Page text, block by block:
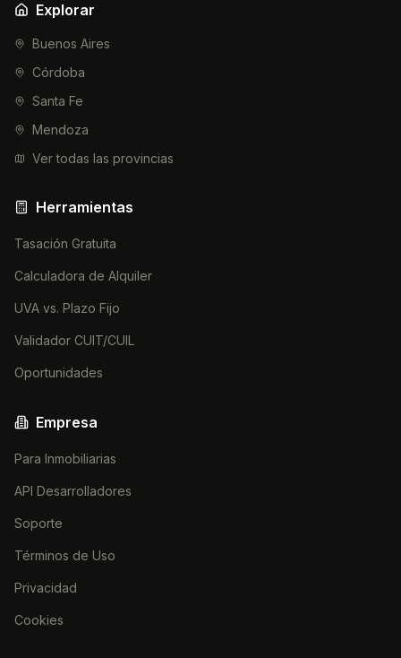
Explorar
Buenos Aires
Córdoba
Santa Fe
Mendoza
Ver todas las provincias
Herramientas
Tasación Gratuita
Calculadora de Alquiler
UVA vs. Plazo Fijo
Validador CUIT/CUIL
Oportunidades
Empresa
Para Inmobiliarias
API Desarrolladores
Soporte
Términos de Uso
Privacidad
Cookies